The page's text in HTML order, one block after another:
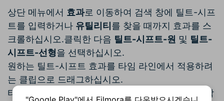
상단 메뉴에서 효과로 이동하여 검색 창에 틸트-시프
트를 입력하거나 유틸리티를 찾을 때까지 효과를 스
크롤하십시오.클릭한 다음 틸트-시프트-원 및 틸트-
시프트-선형을 선택하십시오.
원하는 틸트-시프트 효과를 타임 라인에서 적용하려
는 클립으로 드래그하십시오.
타임 라인에서 효과를 두 번 클릭하여 제어판을 시작